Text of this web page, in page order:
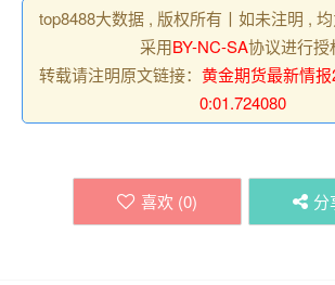
top8488大数据 , 版权所有丨如未注明 ,
采用BY-NC-SA协议进行授
转载请注明原文链接： 黄金期货最新情
0:01.724080
喜欢 (0) 分